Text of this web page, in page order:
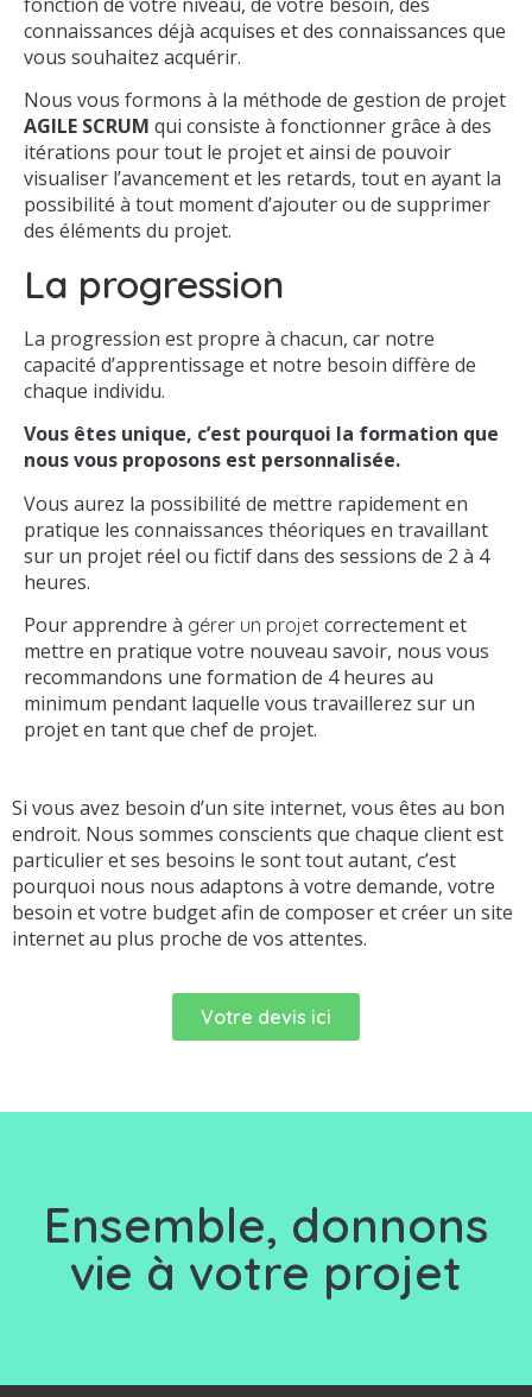
Si vous avez besoin d’un site internet, vous êtes au bon
endroit. Nous sommes conscients que chaque client est
particulier et ses besoins le sont tout autant, c’est
pourquoi nous nous adaptons à votre demande, votre
besoin et votre budget afin de composer et créer un site
internet au plus proche de vos attentes.
Votre devis ici
connaissances déjà acquises et des connaissances que
vous souhaitez acquérir.
Nous vous formons à la méthode de gestion de projet
AGILE SCRUM qui consiste à fonctionner grâce à des
itérations pour tout le projet et ainsi de pouvoir
visualiser l’avancement et les retards, tout en ayant la
possibilité à tout moment d’ajouter ou de supprimer
des éléments du projet.
La progression
La progression est propre à chacun, car notre
capacité d’apprentissage et notre besoin diffère de
chaque individu.
Vous êtes unique, c’est pourquoi la formation que
nous vous proposons est personnalisée.
Vous aurez la possibilité de mettre rapidement en
pratique les connaissances théoriques en travaillant
sur un projet réel ou fictif dans des sessions de 2 à 4
heures.
Pour apprendre à gérer un projet correctement et
mettre en pratique votre nouveau savoir, nous vous
recommandons une formation de 4 heures au
minimum pendant laquelle vous travaillerez sur un
projet en tant que chef de projet.
Ensemble, donnons
vie à votre projet